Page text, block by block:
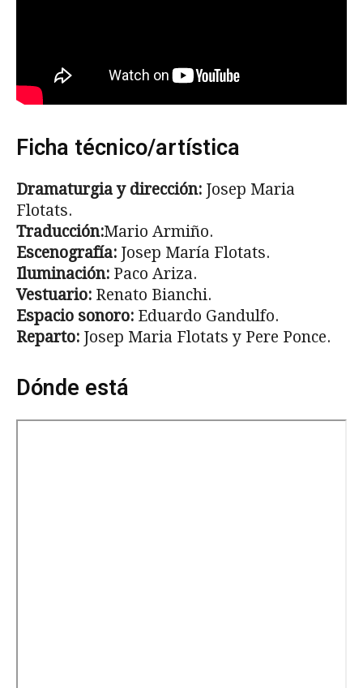
Ficha técnico/artística
Dramaturgia y dirección: Josep Maria
Flotats.
Traducción:Mario Armiño.
Escenografía: Josep María Flotats.
Iluminación: Paco Ariza.
Vestuario: Renato Bianchi.
Espacio sonoro: Eduardo Gandulfo.
Reparto: Josep Maria Flotats y Pere Ponce.
Dónde está